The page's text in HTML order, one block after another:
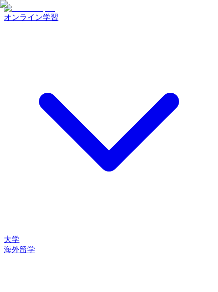
オンライン学習
大学
海外留学